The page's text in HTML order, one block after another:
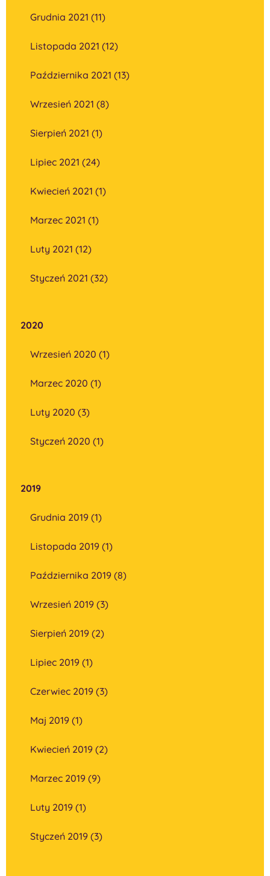
Grudnia 2021 (11)
Listopada 2021 (12)
Października 2021 (13)
Wrzesień 2021 (8)
Sierpień 2021 (1)
Lipiec 2021 (24)
Kwiecień 2021 (1)
Marzec 2021 (1)
Luty 2021 (12)
Styczeń 2021 (32)
2020
Wrzesień 2020 (1)
Marzec 2020 (1)
Luty 2020 (3)
Styczeń 2020 (1)
2019
Grudnia 2019 (1)
Listopada 2019 (1)
Października 2019 (8)
Wrzesień 2019 (3)
Sierpień 2019 (2)
Lipiec 2019 (1)
Czerwiec 2019 (3)
Maj 2019 (1)
Kwiecień 2019 (2)
Marzec 2019 (9)
Luty 2019 (1)
Styczeń 2019 (3)